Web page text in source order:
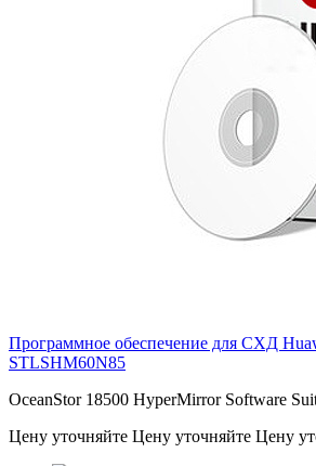
Программное обеспечение для СХД
STLSHM60N85
OceanStor 18500 HyperMirror Software
Цену уточняйте Цену уточняйте Цену